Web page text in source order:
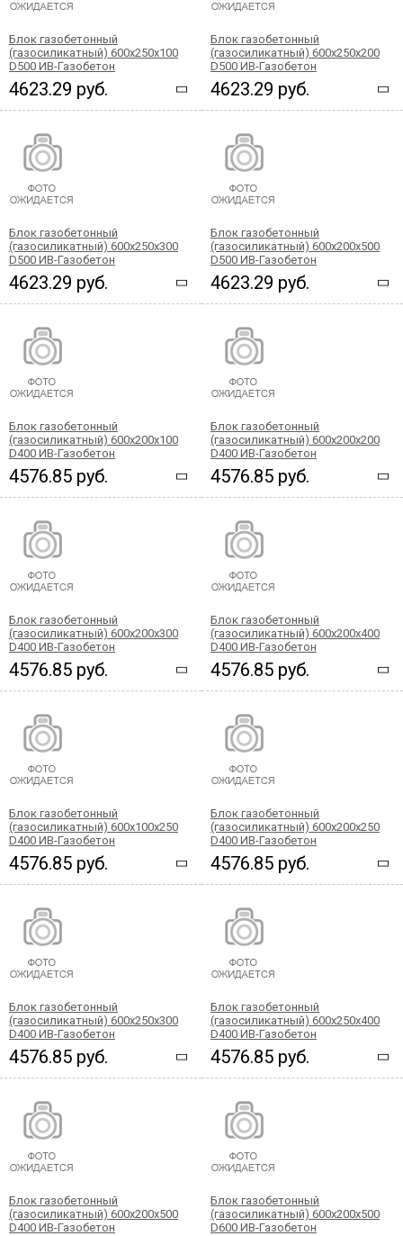
Блок газобетонный
(газосиликатный) 600x250x100
D500 ИВ-Газобетон
4623.29 руб.
Блок газобетонный
(газосиликатный) 600x250x200
D500 ИВ-Газобетон
4623.29 руб.
Блок газобетонный
(газосиликатный) 600x250x300
D500 ИВ-Газобетон
4623.29 руб.
Блок газобетонный
(газосиликатный) 600x200x500
D500 ИВ-Газобетон
4623.29 руб.
Блок газобетонный
(газосиликатный) 600x200x100
D400 ИВ-Газобетон
4576.85 руб.
Блок газобетонный
(газосиликатный) 600x200x200
D400 ИВ-Газобетон
4576.85 руб.
Блок газобетонный
(газосиликатный) 600x200x300
D400 ИВ-Газобетон
4576.85 руб.
Блок газобетонный
(газосиликатный) 600x200x400
D400 ИВ-Газобетон
4576.85 руб.
Блок газобетонный
(газосиликатный) 600x100х250
D400 ИВ-Газобетон
4576.85 руб.
Блок газобетонный
(газосиликатный) 600x200х250
D400 ИВ-Газобетон
4576.85 руб.
Блок газобетонный
(газосиликатный) 600x250х300
D400 ИВ-Газобетон
4576.85 руб.
Блок газобетонный
(газосиликатный) 600x250х400
D400 ИВ-Газобетон
4576.85 руб.
Блок газобетонный
(газосиликатный) 600x200х500
D400 ИВ-Газобетон
Блок газобетонный
(газосиликатный) 600x200х500
D600 ИВ-Газобетон